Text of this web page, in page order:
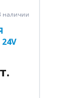
наличии